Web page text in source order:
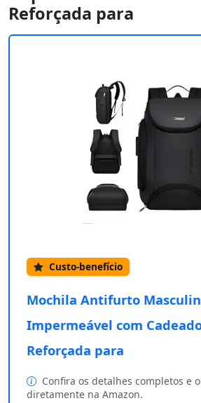
Reforçada para
Custo-benefício
Mochila Antifurto
Impermeável com
Reforçada para
Confira os detalhes completos e
diretamente na Amazon.